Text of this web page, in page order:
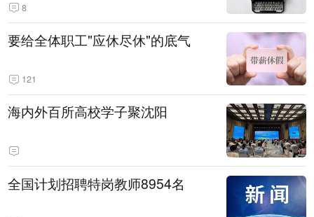
8
要给全体职工"应休尽休"的底气
121
海内外百所高校学子聚沈阳
全国计划招聘特岗教师8954名